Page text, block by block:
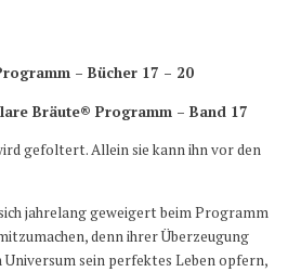
– Bücher 17 – 20
Bräute® Programm – Band 17
gefoltert. Allein sie kann ihn vor den
jahrelang geweigert beim Programm
denn ihrer Überzeugung
Universum sein perfektes Leben opfern,